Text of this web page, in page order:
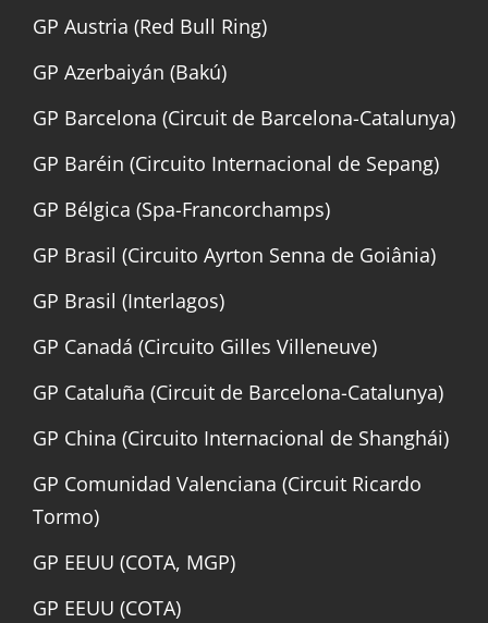
GP Austria (Red Bull Ring)
GP Azerbaiyán (Bakú)
GP Barcelona (Circuit de Barcelona-Catalunya)
GP Baréin (Circuito Internacional de Sepang)
GP Bélgica (Spa-Francorchamps)
GP Brasil (Circuito Ayrton Senna de Goiânia)
GP Brasil (Interlagos)
GP Canadá (Circuito Gilles Villeneuve)
GP Cataluña (Circuit de Barcelona-Catalunya)
GP China (Circuito Internacional de Shanghái)
GP Comunidad Valenciana (Circuit Ricardo
Tormo)
GP EEUU (COTA, MGP)
GP EEUU (COTA)